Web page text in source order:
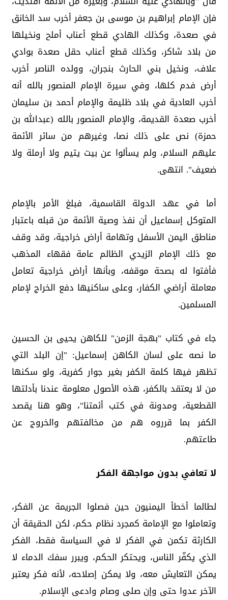
فإن الإمام إبراهيم بن موسى بن جعفر أخرب سد الخانق
في صعدة، وكذلك الهادي قطع أعناب أملح ونخيلها
من بلاد شاكر، وكذلك قطع أعناب حقل صعدة بوادي
علاف، ونخيل بني الحارث بنجران، وولده الناصر أخرب
أرض فدم كلها، وفي سيرة الإمام المنصور بالله أنه
أخرب العادية في بلاد ظليمة والإمام أحمد بن سليمان
أخرب صعدة القديمة، والإمام المنصور بالله (عبدالله بن
حمزة) نص على ذلك نصا، وغيرهم من سائر الأئمة
عليهم السلام، ولم يسألوا عن بيت يتيم ولا أرملة ولا
ضعيف". انتهى.
أما في عهد الدولة القاسمية، فبلغ الأمر بالإمام
المتوكل إسماعيل أن نفذ وصية الأئمة من قبله باعتبار
مناطق اليمن الأسفل وتهامة أراض خراجية، وقد وقف
مع ذلك الإمام الزيدي الظالم عامة فقهاء المذهب
فأفتوا له بصحة موقفه، وبأنها أراض خراجية تعامل
معاملة أراضي الكفار، وعلى ساكنيها دفع الخراج لإمام
المسلمين.
جاء في كتاب "بهجة الزمن" للكاهن يحيى بن الحسين
ما نصه على لسان الكاهن إسماعيل: "إن البلد التي
تظهر فيها كلمة الكفر بغير جوار كفرية، ولو سكنها
من لا يعتقد بالكفر، هذه الأصول معلومة عندنا بأدلتها
القطعية، ومدونة في كتب أئمتنا"، وهو هنا يقصد
الكفر بما قرروه هم من مخالفتهم والخروج عن
طاعتهم.
لا تعافي بدون مواجهة الفكر
لطالما أخطأ اليمنيون حين فصلوا الجريمة عن الفكر،
وتعاملوا مع الإمامة كمجرد نظام حكم، لكن الحقيقة أن
الكارثة تكمن في الفكر لا في السياسة فقط، الفكر
الذي يكفّر الناس، ويحتكر الحكم، ويبرر سفك الدماء لا
يمكن التعايش معه، ولا يمكن إصلاحه، لأنه فكر يعتبر
الآخر عدوا حتى وإن صلى وصام وادعى الإسلام.